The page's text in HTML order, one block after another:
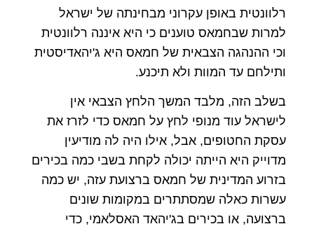
רלוונטית באופן עקרוני מבחינתה של ישראל
למרות שבחמאס טוענים כי היא איננה רלוונטית
וכי ההנהגה הצבאית של חמאס היא ג'יהאדיסטית
ותילחם עד המוות ולא תיכנע.
בשלב הזה, מלבד המשך הלחץ הצבאי אין
לישראל עוד מנופי לחץ על חמאס כדי לזרז את
עסקת החטופים, אבל, אילו היה לה מודיעין
מדוייק היא הייתה יכולה לקחת בשבי כמה בכירים
בזרוע המדינית של חמאס ברצועת עזה, יש כמה
עשרות כאלה שמסתתרים במקומות שונים
ברצועה, או בכירים בג'יהאד האסלאמי, כדי